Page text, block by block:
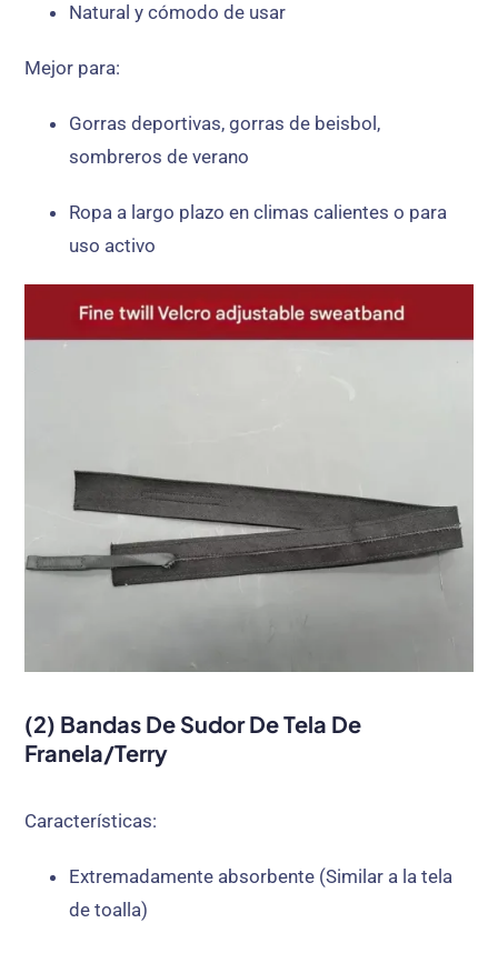
Natural y cómodo de usar
Mejor para:
Gorras deportivas, gorras de beisbol,
sombreros de verano
Ropa a largo plazo en climas calientes o para
uso activo
(2) Bandas De Sudor De Tela De
Franela/terry
Características:
Extremadamente absorbente (Similar a la tela
de toalla)